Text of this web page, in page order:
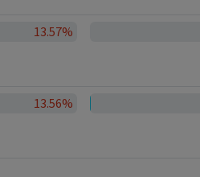
13.57%
13.56%